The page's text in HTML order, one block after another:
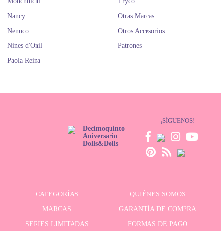
Nancy
Nenuco
Nines d'Onil
Paola Reina
Otras Marcas
Otros Accesorios
Patrones
Decimoquinto
Aniversario
Dolls&Dolls
¡SÍGUENOS!
CATEGORÍAS
QUIÉNES SOMOS
MARCAS
GARANTÍA DE COMPRA
SERIES LIMITADAS
FORMAS DE PAGO